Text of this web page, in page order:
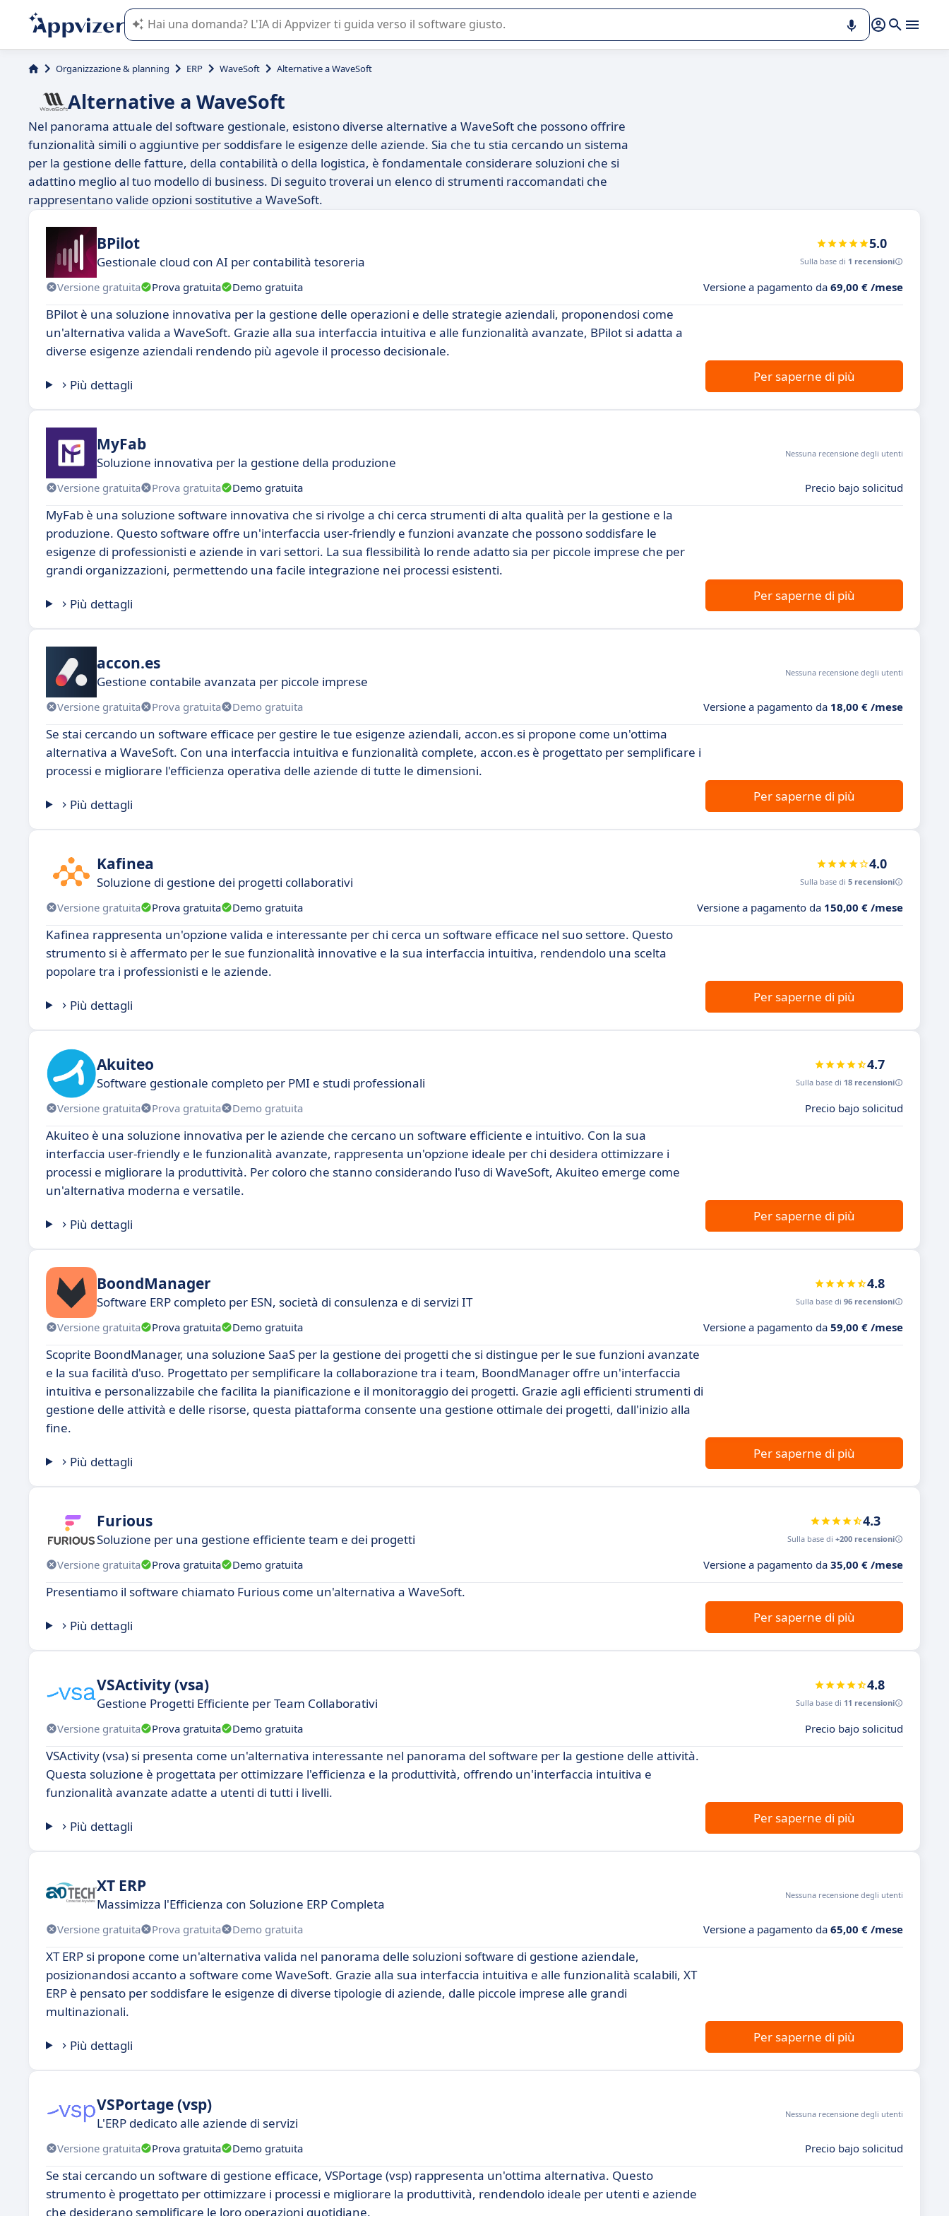
L'IA di Appvizer vi guida nell'utilizzo o nella scelta di un software SaaS per la vostra azienda.
Organizzazione & planning ERP WaveSoft Alternative a WaveSoft
Alternative a WaveSoft
Nel panorama attuale del software gestionale, esistono diverse alternative a WaveSoft che possono offrire
funzionalità simili o aggiuntive per soddisfare le esigenze delle aziende. Sia che tu stia cercando un sistema
per la gestione delle fatture, della contabilità o della logistica, è fondamentale considerare soluzioni che si
adattino meglio al tuo modello di business. Di seguito troverai un elenco di strumenti raccomandati che
rappresentano valide opzioni sostitutive a WaveSoft.
BPilot
Gestionale cloud con AI per contabilità tesoreria
5.0
Sulla base di 1 recensioni
Versione gratuita Prova gratuita Demo gratuita Versione a pagamento da 69,00 € /mese
BPilot è una soluzione innovativa per la gestione delle operazioni e delle strategie aziendali, proponendosi come
un'alternativa valida a WaveSoft. Grazie alla sua interfaccia intuitiva e alle funzionalità avanzate, BPilot si adatta a
diverse esigenze aziendali rendendo più agevole il processo decisionale.
Più dettagli
Per saperne di più
MyFab
Soluzione innovativa per la gestione della produzione
Nessuna recensione degli utenti
Versione gratuita Prova gratuita Demo gratuita Precio bajo solicitud
MyFab è una soluzione software innovativa che si rivolge a chi cerca strumenti di alta qualità per la gestione e la
produzione. Questo software offre un'interfaccia user-friendly e funzioni avanzate che possono soddisfare le
esigenze di professionisti e aziende in vari settori. La sua flessibilità lo rende adatto sia per piccole imprese che per
grandi organizzazioni, permettendo una facile integrazione nei processi esistenti.
Più dettagli
Per saperne di più
accon.es
Gestione contabile avanzata per piccole imprese
Nessuna recensione degli utenti
Versione gratuita Prova gratuita Demo gratuita Versione a pagamento da 18,00 € /mese
Se stai cercando un software efficace per gestire le tue esigenze aziendali, accon.es si propone come un'ottima
alternativa a WaveSoft. Con una interfaccia intuitiva e funzionalità complete, accon.es è progettato per semplificare i
processi e migliorare l'efficienza operativa delle aziende di tutte le dimensioni.
Più dettagli
Per saperne di più
Kafinea
Soluzione di gestione dei progetti collaborativi
4.0
Sulla base di 5 recensioni
Versione gratuita Prova gratuita Demo gratuita Versione a pagamento da 150,00 € /mese
Kafinea rappresenta un'opzione valida e interessante per chi cerca un software efficace nel suo settore. Questo
strumento si è affermato per le sue funzionalità innovative e la sua interfaccia intuitiva, rendendolo una scelta
popolare tra i professionisti e le aziende.
Più dettagli
Per saperne di più
Akuiteo
Software gestionale completo per PMI e studi professionali
4.7
Sulla base di 18 recensioni
Versione gratuita Prova gratuita Demo gratuita Precio bajo solicitud
Akuiteo è una soluzione innovativa per le aziende che cercano un software efficiente e intuitivo. Con la sua
interfaccia user-friendly e le funzionalità avanzate, rappresenta un'opzione ideale per chi desidera ottimizzare i
processi e migliorare la produttività. Per coloro che stanno considerando l'uso di WaveSoft, Akuiteo emerge come
un'alternativa moderna e versatile.
Più dettagli
Per saperne di più
BoondManager
Software ERP completo per ESN, società di consulenza e di servizi IT
4.8
Sulla base di 96 recensioni
Versione gratuita Prova gratuita Demo gratuita Versione a pagamento da 59,00 € /mese
Scoprite BoondManager, una soluzione SaaS per la gestione dei progetti che si distingue per le sue funzioni avanzate
e la sua facilità d'uso. Progettato per semplificare la collaborazione tra i team, BoondManager offre un'interfaccia
intuitiva e personalizzabile che facilita la pianificazione e il monitoraggio dei progetti. Grazie agli efficienti strumenti di
gestione delle attività e delle risorse, questa piattaforma consente una gestione ottimale dei progetti, dall'inizio alla
fine.
Più dettagli
Per saperne di più
Furious
Soluzione per una gestione efficiente team e dei progetti
4.3
Sulla base di +200 recensioni
Versione gratuita Prova gratuita Demo gratuita Versione a pagamento da 35,00 € /mese
Presentiamo il software chiamato Furious come un'alternativa a WaveSoft.
Più dettagli
Per saperne di più
VSActivity (vsa)
Gestione Progetti Efficiente per Team Collaborativi
4.8
Sulla base di 11 recensioni
Versione gratuita Prova gratuita Demo gratuita Precio bajo solicitud
VSActivity (vsa) si presenta come un'alternativa interessante nel panorama del software per la gestione delle attività.
Questa soluzione è progettata per ottimizzare l'efficienza e la produttività, offrendo un'interfaccia intuitiva e
funzionalità avanzate adatte a utenti di tutti i livelli.
Più dettagli
Per saperne di più
XT ERP
Massimizza l'Efficienza con Soluzione ERP Completa
Nessuna recensione degli utenti
Versione gratuita Prova gratuita Demo gratuita Versione a pagamento da 65,00 € /mese
XT ERP si propone come un'alternativa valida nel panorama delle soluzioni software di gestione aziendale,
posizionandosi accanto a software come WaveSoft. Grazie alla sua interfaccia intuitiva e alle funzionalità scalabili, XT
ERP è pensato per soddisfare le esigenze di diverse tipologie di aziende, dalle piccole imprese alle grandi
multinazionali.
Più dettagli
Per saperne di più
VSPortage (vsp)
L'ERP dedicato alle aziende di servizi
Nessuna recensione degli utenti
Versione gratuita Prova gratuita Demo gratuita Precio bajo solicitud
Se stai cercando un software di gestione efficace, VSPortage (vsp) rappresenta un'ottima alternativa. Questo
strumento è progettato per ottimizzare i processi e migliorare la produttività, rendendolo ideale per utenti e aziende
che desiderano semplificare le loro operazioni quotidiane.